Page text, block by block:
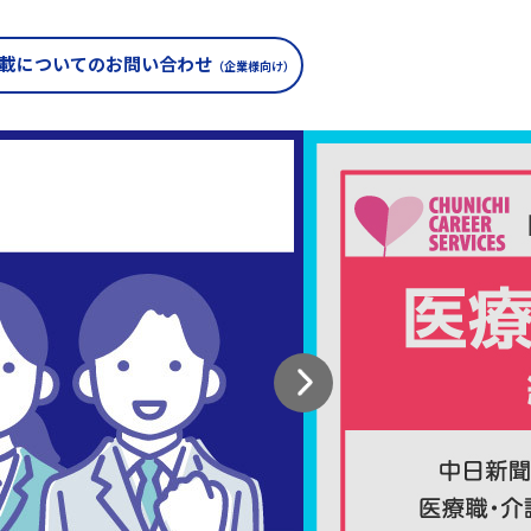
についてのお問い合わせ （企業様向け）